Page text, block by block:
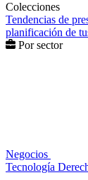
Colecciones
Tendencias de
planificación de
Por sector
Negocios
Tecnología